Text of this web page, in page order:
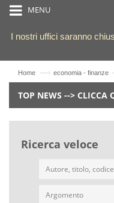
MENU
I nostri uffici saranno
Home —› economia - finanze
TOP NEWS --> CLICCA
Ricerca veloce